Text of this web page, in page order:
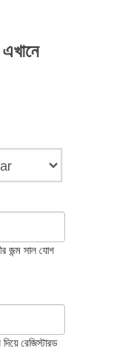
জন্ম সাল যোগ
রেজিস্টারড